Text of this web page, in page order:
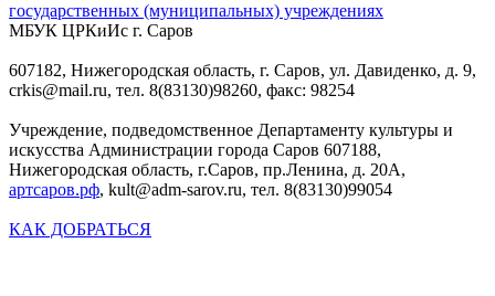
государственных (муниципальных) учреждениях
МБУК ЦРКиИс г. Саров
607182, Нижегородская область, г. Саров, ул. Давиденко, д. 9,
crkis@mail.ru, тел. 8(83130)98260, факс: 98254
Учреждение, подведомственное Департаменту культуры и
искусства Администрации города Саров 607188,
Нижегородская область, г.Саров, пр.Ленина, д. 20А,
артсаров.рф, kult@adm-sarov.ru, тел. 8(83130)99054
КАК ДОБРАТЬСЯ